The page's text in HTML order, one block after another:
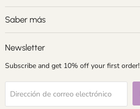
Correo
electrónico
FacebookInstagramLinkedInPinterest
Saber más
Newsletter
Subscribe and get 10% off your first order!
Dirección de correo electrónico